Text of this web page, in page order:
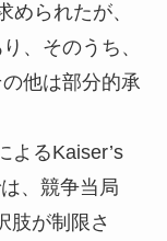
められたが、
、そのうち、
他は部分的承
よるKaiser’s
、競争当局
肢が制限さ